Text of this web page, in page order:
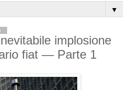
▼
implosione
fiat — Parte 1